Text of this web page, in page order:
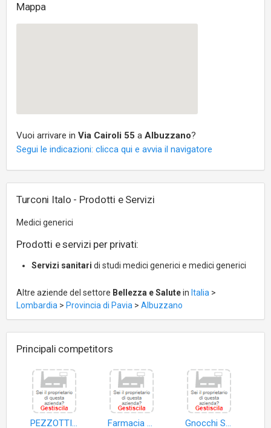
Mappa
Vuoi arrivare in Via Cairoli 55 a Albuzzano?
Segui le indicazioni: clicca qui e avvia il navigatore
Turconi Italo - Prodotti e Servizi
Medici generici
Prodotti e servizi per privati:
Servizi sanitari di studi medici generici e medici generici
Altre aziende del settore Bellezza e Salutein Italia >
Lombardia > Provincia di Pavia > Albuzzano
Principali competitors
PEZZOTTI CARLA
Farmacia S. Maria di Negri Amalia
Gnocchi Sonia